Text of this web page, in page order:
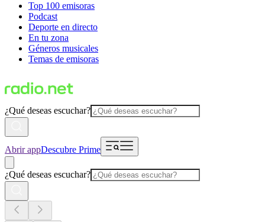
Top 100 emisoras
Podcast
Deporte en directo
En tu zona
Géneros musicales
Temas de emisoras
¿Qué deseas escuchar?
Abrir appDescubre Prime
¿Qué deseas escuchar?